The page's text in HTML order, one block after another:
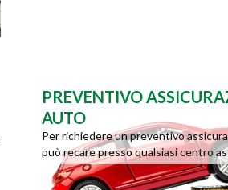
PREVENTIVO
AUTO
Per richiedere un preventivo
può recare presso qualsiasi centro